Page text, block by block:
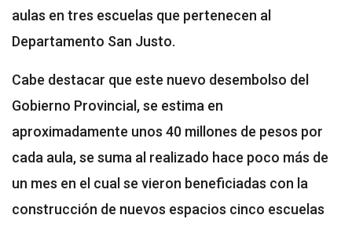
aulas en tres escuelas que pertenecen al
Departamento San Justo.
Cabe destacar que este nuevo desembolso del
Gobierno Provincial, se estima en
aproximadamente unos 40 millones de pesos por
cada aula, se suma al realizado hace poco más de
un mes en el cual se vieron beneficiadas con la
construcción de nuevos espacios cinco escuelas